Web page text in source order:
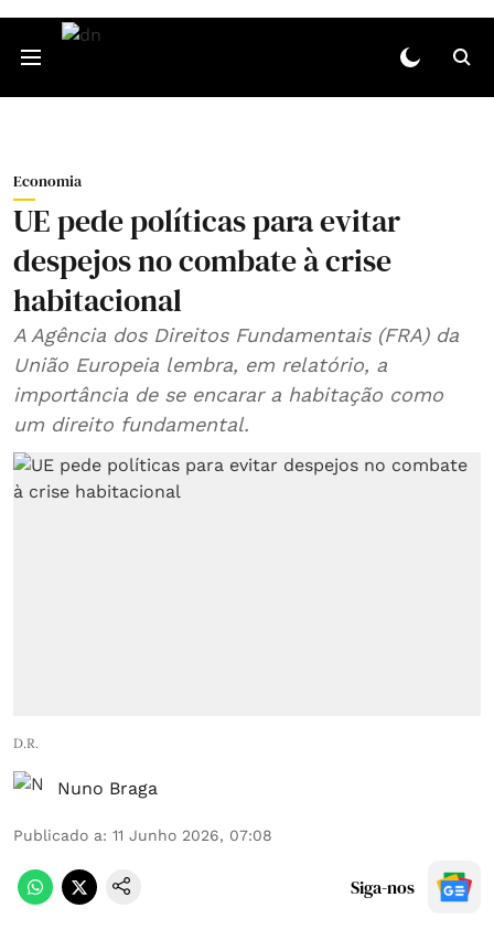
Economia
UE pede políticas para evitar
despejos no combate à crise
habitacional
A Agência dos Direitos Fundamentais (FRA) da
União Europeia lembra, em relatório, a
importância de se encarar a habitação como
um direito fundamental.
D.R.
Nuno Braga
Publicado a: 11 Junho 2026, 07:08
Siga-nos